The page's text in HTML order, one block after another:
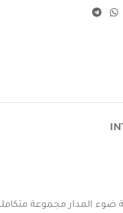
المدار مجموعة متكاملة